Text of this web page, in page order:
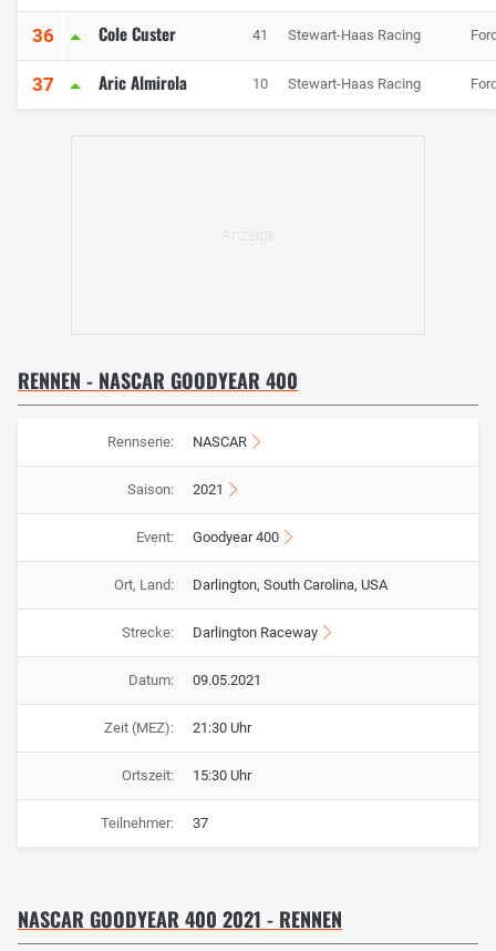
36 Cole Custer 41 Stewart-Haas Racing
37 Aric Almirola 10 Stewart-Haas Racing
RENNEN - NASCAR GOODYEAR 400
Rennserie: NASCAR
Saison: 2021
Event: Goodyear 400
Ort, Land: Darlington, South Carolina, USA
Strecke: Darlington Raceway
Datum: 09.05.2021
Zeit (MEZ): 21:30 Uhr
Ortszeit: 15:30 Uhr
Teilnehmer: 37
NASCAR GOODYEAR 400 2021 - RENNEN